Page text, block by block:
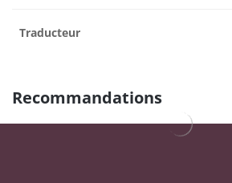
Traducteur
Recommandations